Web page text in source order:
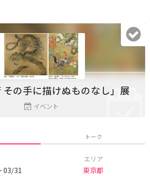
その手に描けぬものなし」展
イベント
トーク
03/31
エリア
東京都